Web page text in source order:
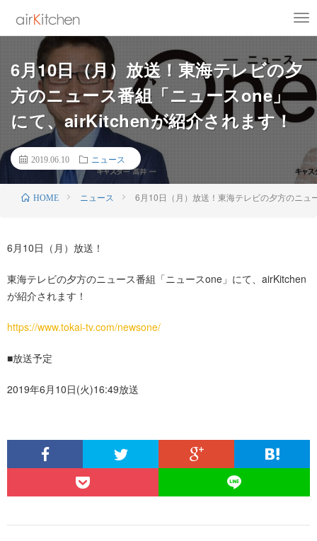
6月10日（月）放送！東海テレビの夕
方のニュース番組「ニュースone」
にて、airKitchenが紹介されます！
2019.06.10 ニュース
HOME ニュース 6月10日（月）放送！東海テレビの夕方のニ
6月10日（月）放送！
東海テレビの夕方のニュース番組「ニュースone」にて、airKitchen
が紹介されます！
https://www.tokai-tv.com/newsone/
■放送予定
2019年6月10日(火)16:49放送